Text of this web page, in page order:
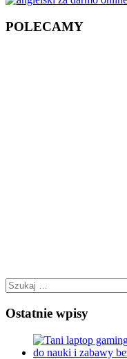
POLECAMY
Szukaj:
Ostatnie wpisy